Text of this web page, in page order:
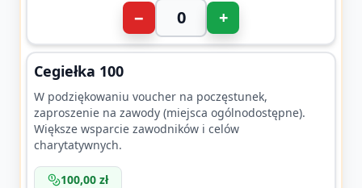
− +
Cegiełka 100
W podziękowaniu voucher na poczęstunek,
zaproszenie na zawody (miejsca ogólnodostępne).
Większe wsparcie zawodników i celów
charytatywnych.
100,00 zł